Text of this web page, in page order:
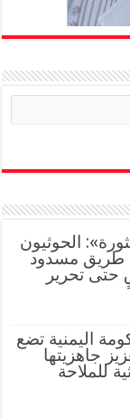
الحوثيون
طريق مسدود
حتى تحرير
اليمنية تضع
جاهزيتها
للملاحة